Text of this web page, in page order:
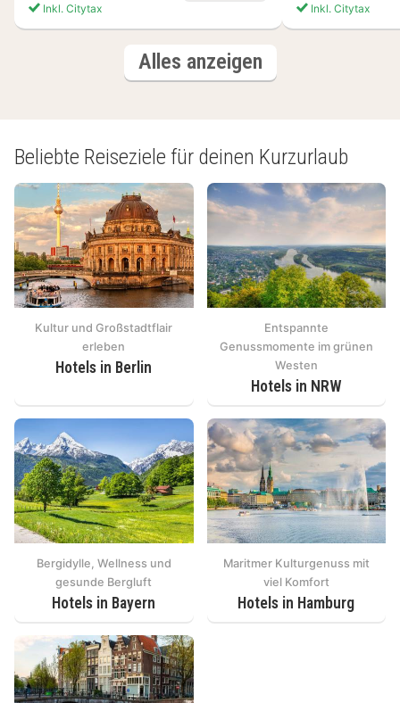
Inkl. Citytax Inkl. Citytax
Alles anzeigenHotels
Beliebte Reiseziele für deinen Kurzurlaub
Kultur und Großstadtflair
erleben
Hotels in Berlin
Entspannte
Genussmomente im grünen
Westen
Hotels in NRW
Bergidylle, Wellness und
gesunde Bergluft
Hotels in Bayern
Maritmer Kulturgenuss mit
viel Komfort
Hotels in Hamburg